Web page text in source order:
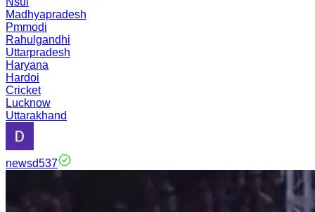
Madhyapradesh
Pmmodi
Rahulgandhi
Uttarpradesh
Haryana
Hardoi
Cricket
Lucknow
Uttarakhand
newsd537